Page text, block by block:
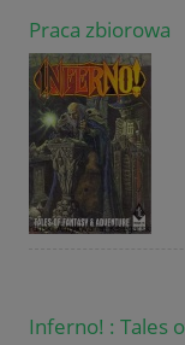
Praca zbiorowa
Inferno! : Tales